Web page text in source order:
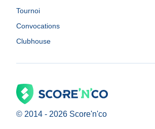
Tournoi
Convocations
Clubhouse
© 2014 - 2026 Score'n'co